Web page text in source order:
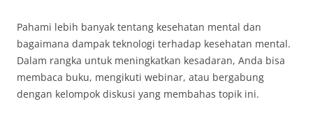
Pahami lebih banyak tentang kesehatan mental dan
bagaimana dampak teknologi terhadap kesehatan mental.
Dalam rangka untuk meningkatkan kesadaran, Anda bisa
membaca buku, mengikuti webinar, atau bergabung
dengan kelompok diskusi yang membahas topik ini.